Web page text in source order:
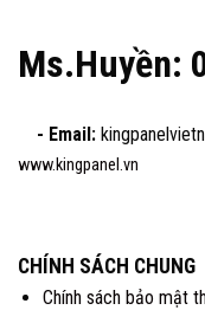
Ms.Huyền:
- Email:
www.kingpanel.vn
CHÍNH SÁCH CHUNG
Chính sách bảo mật